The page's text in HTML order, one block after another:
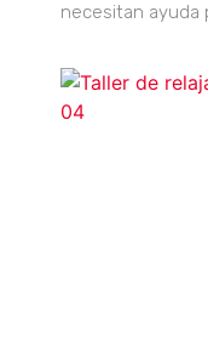
necesitan ayuda